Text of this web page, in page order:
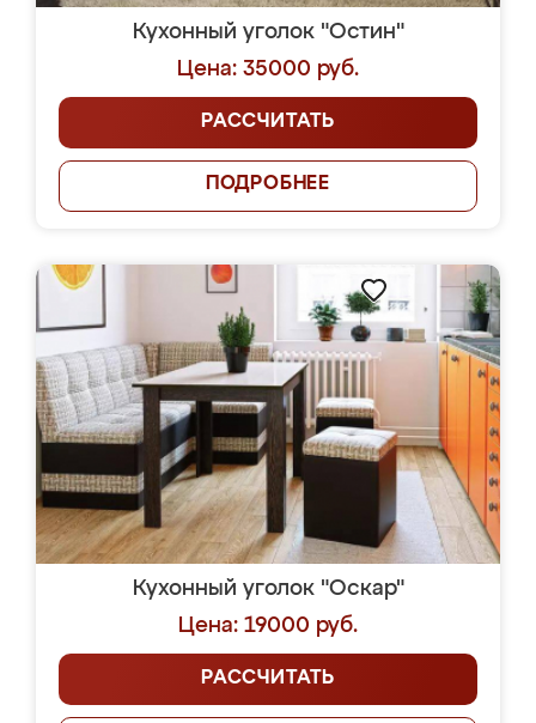
Кухонный уголок "Остин"
Цена: 35000 руб.
РАССЧИТАТЬ
ПОДРОБНЕЕ
Кухонный уголок "Оскар"
Цена: 19000 руб.
РАССЧИТАТЬ